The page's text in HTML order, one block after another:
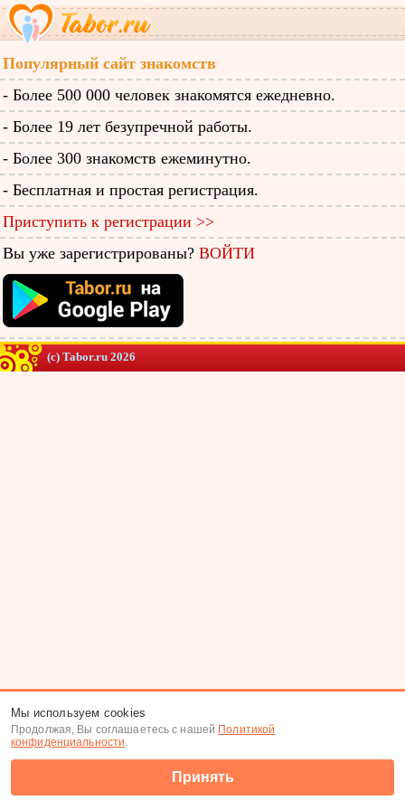
Популярный сайт знакомств
- Более 500 000 человек знакомятся ежедневно.
- Более 19 лет безупречной работы.
- Более 300 знакомств ежеминутно.
- Бесплатная и простая регистрация.
Приступить к регистрации >>
Вы уже зарегистрированы? ВОЙТИ
(c) Tabor.ru 2026
Мы используем cookies
Продолжая, Вы соглашаетесь с нашей Политикой
конфиденциальности.
Принять